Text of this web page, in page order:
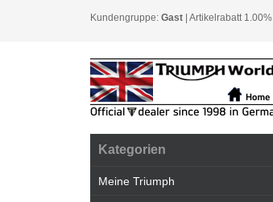
Kundengruppe: Gast | Artikelrabatt 1.00%
Kategorien
Meine Triumph